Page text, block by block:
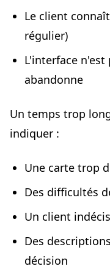
Le client
régulier)
L'interface
abandonne
Un temps trop
indiquer :
Une carte trop
Des difficultés
Un client
Des
décision